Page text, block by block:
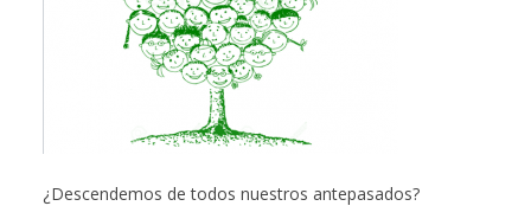
¿Descendemos de todos nuestros antepasados?